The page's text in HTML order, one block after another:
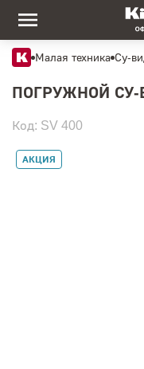
Малая техника Су-
ПОГРУЖНОЙ СУ-
Код: SV 400
АКЦИЯ